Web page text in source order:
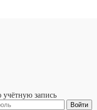
запись